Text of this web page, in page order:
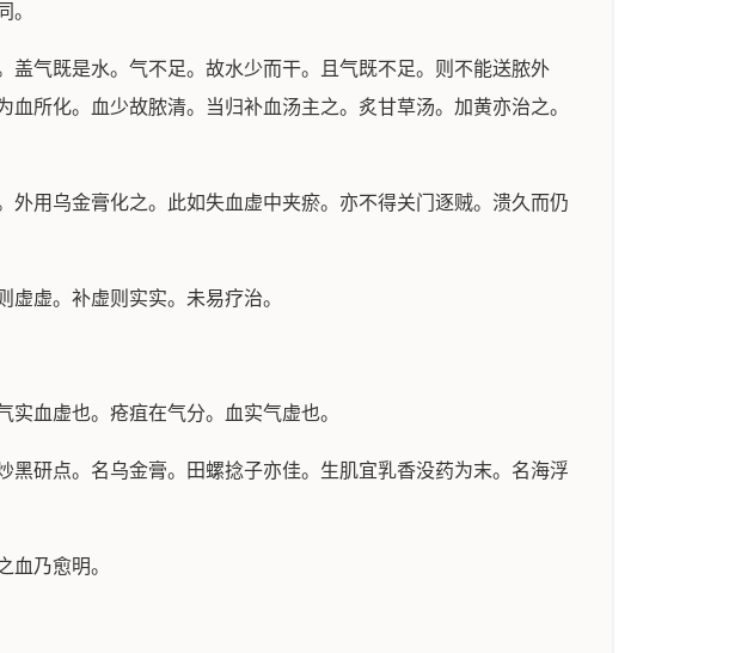
。
气既是水。气不足。故水少而干。且气既不足。则不能送脓外
所化。血少故脓清。当归补血汤主之。炙甘草汤。加黄亦治之。
用乌金膏化之。此如失血虚中夹瘀。亦不得关门逐贼。溃久而仍
虚。补虚则实实。未易疗治。
血虚也。疮疽在气分。血实气虚也。
研点。名乌金膏。田螺捻子亦佳。生肌宜乳香没药为末。名海浮
乃愈明。